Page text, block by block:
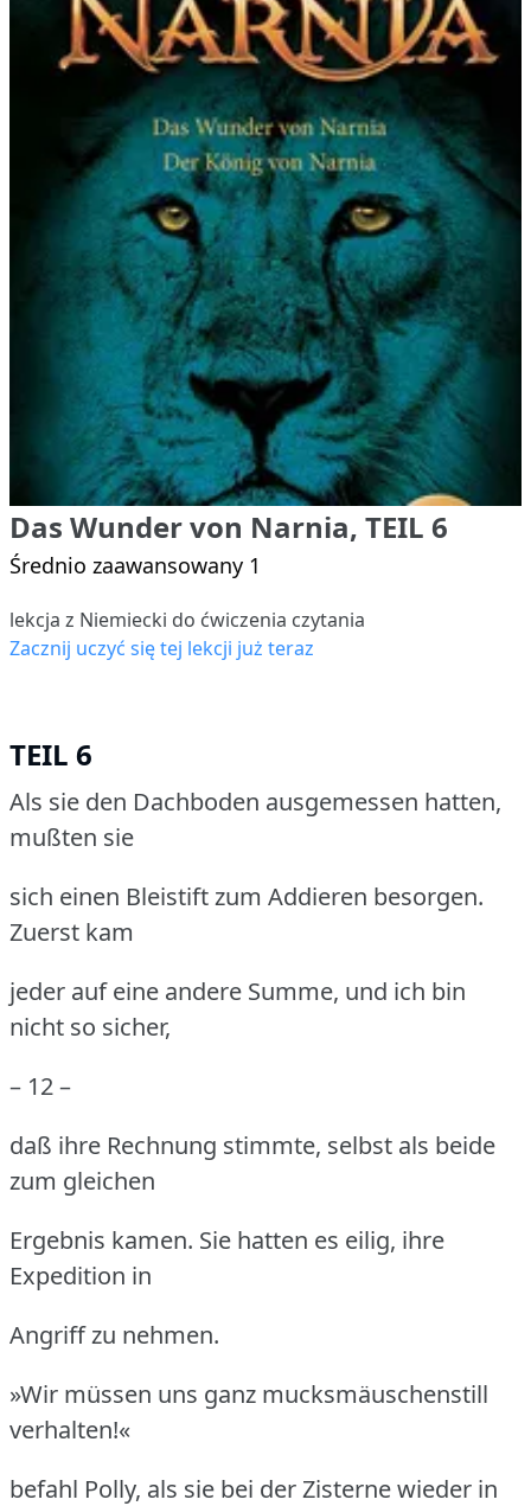
Das Wunder von Narnia, TEIL 6
Średnio zaawansowany 1
lekcja z Niemiecki do ćwiczenia czytania
Zacznij uczyć się tej lekcji już teraz
TEIL 6
Als sie den Dachboden ausgemessen hatten,
mußten sie
sich einen Bleistift zum Addieren besorgen.
Zuerst kam
jeder auf eine andere Summe, und ich bin
nicht so sicher,
– 12 –
daß ihre Rechnung stimmte, selbst als beide
zum gleichen
Ergebnis kamen. Sie hatten es eilig, ihre
Expedition in
Angriff zu nehmen.
»Wir müssen uns ganz mucksmäuschenstill
verhalten!«
befahl Polly, als sie bei der Zisterne wieder in